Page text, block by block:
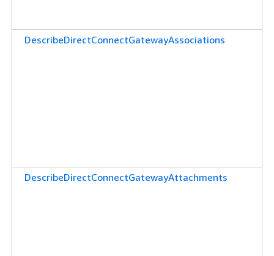
DescribeDirectConnectGatewayAssociations
DescribeDirectConnectGatewayAttachments